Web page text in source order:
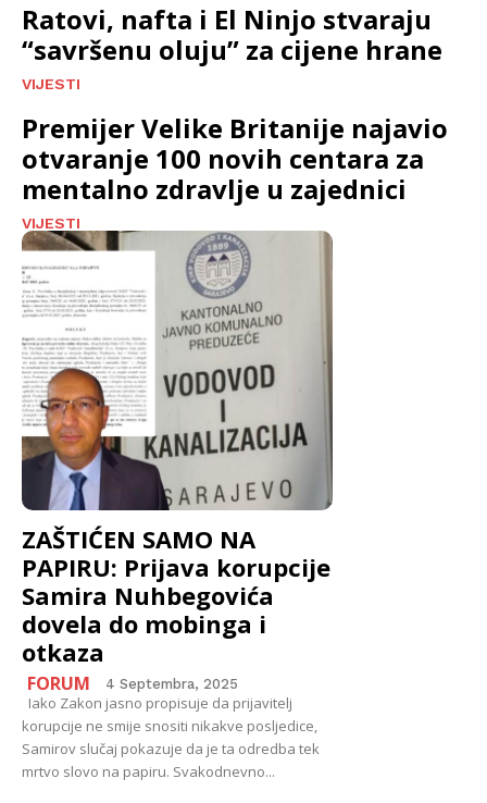
Ratovi, nafta i El Ninjo stvaraju
“savršenu oluju” za cijene hrane
VIJESTI
Premijer Velike Britanije najavio
otvaranje 100 novih centara za
mentalno zdravlje u zajednici
VIJESTI
ZAŠTIĆEN SAMO NA
PAPIRU: Prijava korupcije
Samira Nuhbegovića
dovela do mobinga i
otkaza
FORUM 4 Septembra, 2025
Iako Zakon jasno propisuje da prijavitelj
korupcije ne smije snositi nikakve posljedice,
Samirov slučaj pokazuje da je ta odredba tek
mrtvo slovo na papiru. Svakodnevno...